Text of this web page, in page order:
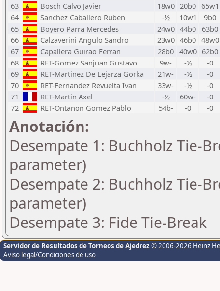
63
Bosch Calvo Javier 18w0 20b0 65w1
64
Sanchez Caballero Ruben -½ 10w1
9b0
65
Boyero Parra Mercedes 24w0 44b0
63b0
66
Calzaverini Angulo Sandro 23w0 46b0 48w0
67
Capallera Guirao Ferran 28b0 40w0 62b0
68
RET-Gomez Sanjuan Gustavo 9w- -½
-0
69
RET-Martinez De Lejarza Gorka 21w- -½
-0
70
RET-Fernandez Revuelta Ivan 33w- -½
-0
71
RET-Martin Axel -½ 60w-
-0
72
RET-Ontanon Gomez Pablo 54b- -0 -0
Anotación:
Desempate 1: Buchholz Tie-
parameter)
Desempate 2: Buchholz Tie-
parameter)
Desempate 3: Fide Tie-Break
Servidor de Resultados de Torneos de Ajedrez © 2006-2026 Heinz
Aviso legal/Condiciones de uso